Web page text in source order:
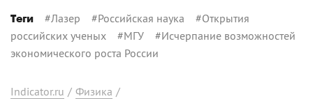
Теги #Лазер #Российская наука #Открытия
российских ученых #МГУ #Исчерпание возможностей
экономического роста России
Indicator.ru / Физика /